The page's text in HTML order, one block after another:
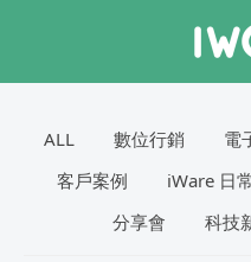
ALL 數位行銷 電
客戶案例
iWare 日常
分享會
科技